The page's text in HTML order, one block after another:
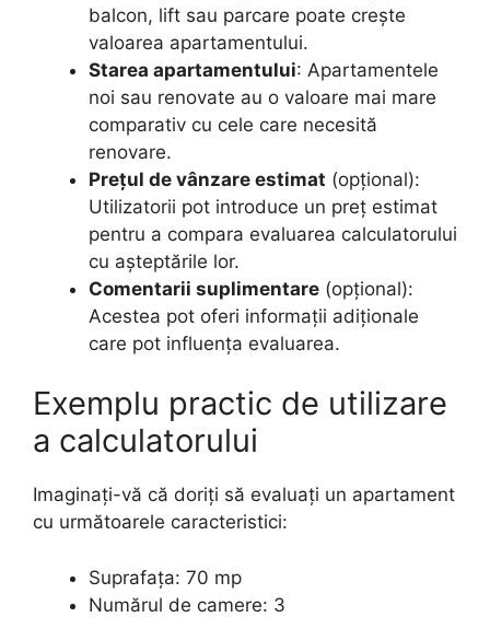
balcon, lift sau parcare poate crește
valoarea apartamentului.
Starea apartamentului: Apartamentele
noi sau renovate au o valoare mai mare
comparativ cu cele care necesită
renovare.
Prețul de vânzare estimat (opțional):
Utilizatorii pot introduce un preț estimat
pentru a compara evaluarea calculatorului
cu așteptările lor.
Comentarii suplimentare (opțional):
Acestea pot oferi informații adiționale
care pot influența evaluarea.
Exemplu practic de utilizare
a calculatorului
Imaginați-vă că doriți să evaluați un apartament
cu următoarele caracteristici:
Suprafața: 70 mp
Numărul de camere: 3